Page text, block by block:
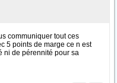
communiquer tout ces
5 points de marge ce n est
ni de pérennité pour sa